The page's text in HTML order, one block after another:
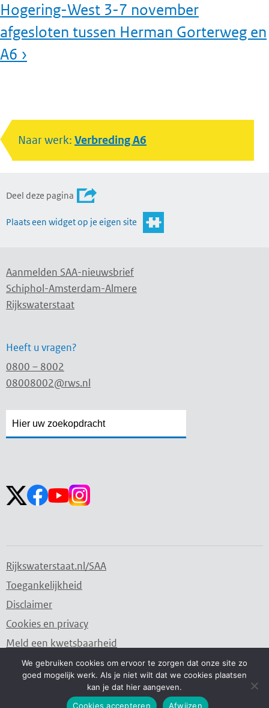
Hogering-West 3-7 november
afgesloten tussen Herman Gorterweg en
A6 ›
Naar werk: Verbreding A6
Deel deze pagina
Plaats een widget op je eigen site
Aanmelden SAA-nieuwsbrief
Schiphol-Amsterdam-Almere
Rijkswaterstaat
Heeft u vragen?
0800 – 8002
08008002@rws.nl
Rijkswaterstaat.nl/SAA
Toegankelijkheid
Disclaimer
Cookies en privacy
Meld een kwetsbaarheid
Water. Wegen. Werken. Rijkswaterstaat.
We gebruiken cookies om ervoor te zorgen dat onze site zo
goed mogelijk werk. Als je niet wilt dat we cookies plaatsen
kan je dat hier aangeven.
Cookies accepteren
Afwijzen